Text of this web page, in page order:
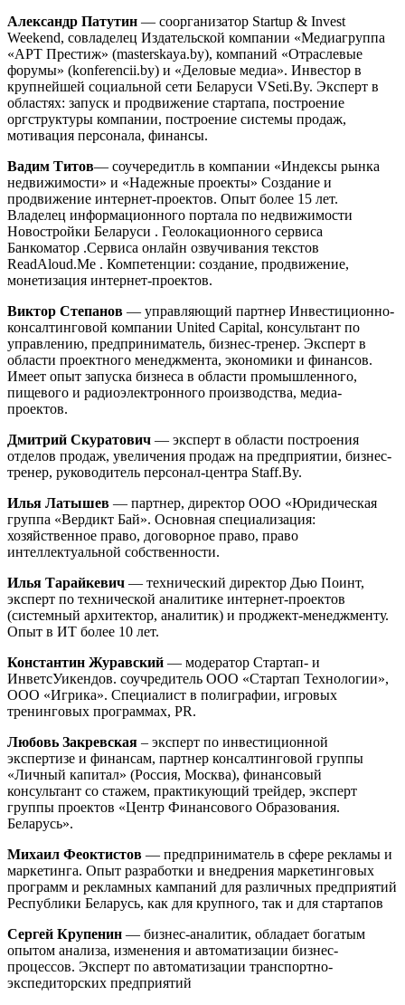
Александр Патутин — соорганизатор Startup & Invest
Weekend, совладелец Издательской компании «Медиагруппа
«АРТ Престиж» (masterskaya.by), компаний «Отраслевые
форумы» (konferencii.by) и «Деловые медиа». Инвестор в
крупнейшей социальной сети Беларуси VSeti.By. Эксперт в
областях: запуск и продвижение стартапа, построение
оргструктуры компании, построение системы продаж,
мотивация персонала, финансы.
Вадим Титов— соучередитль в компании «Индексы рынка
недвижимости» и «Надежные проекты» Создание и
продвижение интернет-проектов. Опыт более 15 лет.
Владелец информационного портала по недвижимости
Новостройки Беларуси . Геолокационного сервиса
Банкоматор .Сервиса онлайн озвучивания текстов
ReadAloud.Me . Компетенции: создание, продвижение,
монетизация интернет-проектов.
Виктор Степанов — управляющий партнер Инвестиционно-
консалтинговой компании United Capital, консультант по
управлению, предприниматель, бизнес-тренер. Эксперт в
области проектного менеджмента, экономики и финансов.
Имеет опыт запуска бизнеса в области промышленного,
пищевого и радиоэлектронного производства, медиа-
проектов.
Дмитрий Скуратович — эксперт в области построения
отделов продаж, увеличения продаж на предприятии, бизнес-
тренер, руководитель персонал-центра Staff.By.
Илья Латышев — партнер, директор ООО «Юридическая
группа «Вердикт Бай». Основная специализация:
хозяйственное право, договорное право, право
интеллектуальной собственности.
Илья Тарайкевич — технический директор Дью Поинт,
эксперт по технической аналитике интернет-проектов
(системный архитектор, аналитик) и проджект-менеджменту.
Опыт в ИТ более 10 лет.
Константин Журавский — модератор Стартап- и
ИнветсУикендов. соучредитель ООО «Стартап Технологии»,
ООО «Игрика». Специалист в полиграфии, игровых
тренинговых программах, PR.
Любовь Закревская – эксперт по инвестиционной
экспертизе и финансам, партнер консалтинговой группы
«Личный капитал» (Россия, Москва), финансовый
консультант со стажем, практикующий трейдер, эксперт
группы проектов «Центр Финансового Образования.
Беларусь».
Михаил Феоктистов — предприниматель в сфере рекламы и
маркетинга. Опыт разработки и внедрения маркетинговых
программ и рекламных кампаний для различных предприятий
Республики Беларусь, как для крупного, так и для стартапов
Сергей Крупенин — бизнес-аналитик, обладает богатым
опытом анализа, изменения и автоматизации бизнес-
процессов. Эксперт по автоматизации транспортно-
экспедиторских предприятий